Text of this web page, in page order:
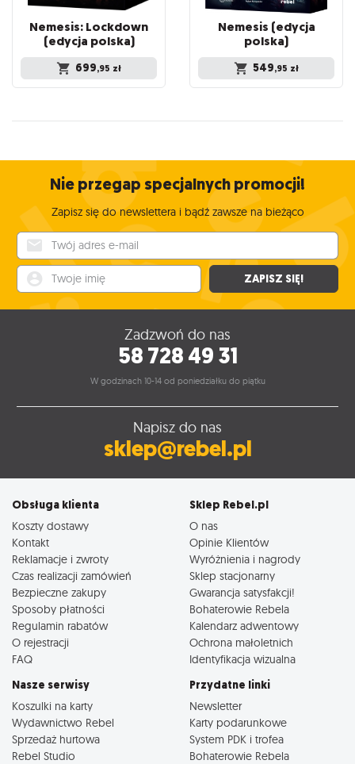
Nemesis: Lockdown
(edycja polska)
699,95 zł
Nemesis (edycja
polska)
549,95 zł
Nie przegap specjalnych promocji!
Zapisz się do newslettera i bądź zawsze na bieżąco
ZAPISZ SIĘ!
Zadzwoń do nas
58 728 49 31
W godzinach 10-14 od poniedziałku do piątku
Napisz do nas
sklep@rebel.pl
Obsługa klienta
Koszty dostawy
Kontakt
Reklamacje i zwroty
Czas realizacji zamówień
Bezpieczne zakupy
Sposoby płatności
Regulamin rabatów
O rejestracji
FAQ
Sklep Rebel.pl
O nas
Opinie Klientów
Wyróżnienia i nagrody
Sklep stacjonarny
Gwarancja satysfakcji!
Bohaterowie Rebela
Kalendarz adwentowy
Ochrona małoletnich
Identyfikacja wizualna
Nasze serwisy
Koszulki na karty
Wydawnictwo Rebel
Sprzedaż hurtowa
Rebel Studio
Przydatne linki
Newsletter
Karty podarunkowe
System PDK i trofea
Bohaterowie Rebela